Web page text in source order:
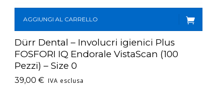
AGGIUNGI AL CARRELLO
Dürr Dental – Involucri igienici Plus
FOSFORI IQ Endorale VistaScan (100
Pezzi) – Size 0
39,00 € IVA esclusa